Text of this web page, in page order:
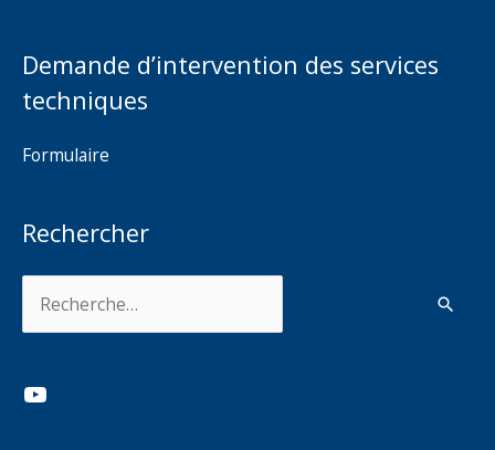
Demande d’intervention des services
techniques
Formulaire
Rechercher
YouTube